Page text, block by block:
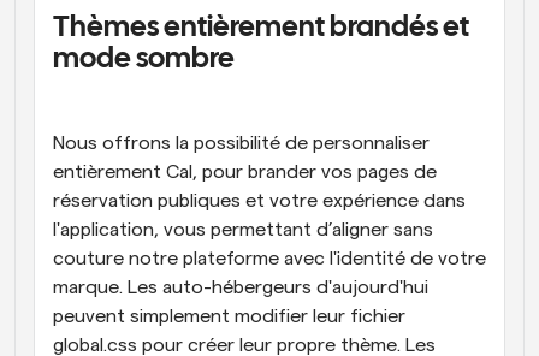
Thèmes entièrement brandés et
mode sombre
Nous offrons la possibilité de personnaliser
entièrement Cal, pour brander vos pages de
réservation publiques et votre expérience dans
l'application, vous permettant d’aligner sans
couture notre plateforme avec l'identité de votre
marque. Les auto-hébergeurs d'aujourd'hui
peuvent simplement modifier leur fichier
global.css pour créer leur propre thème. Les